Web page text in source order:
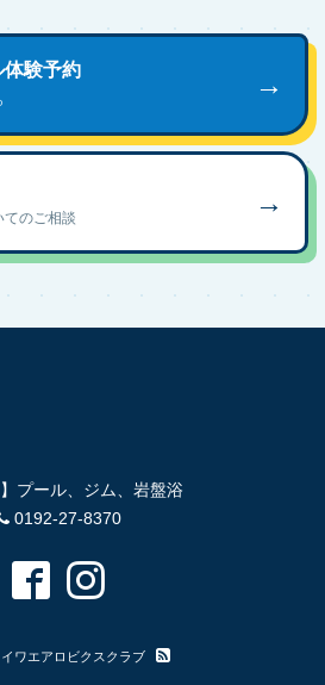
体験予約 →
てのご相談 →
】プール、ジム、岩盤浴
0192-27-8370
イワエアロビクスクラブ